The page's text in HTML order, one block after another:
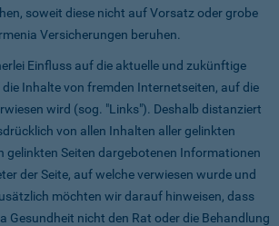
soweit diese nicht auf Vorsatz oder grobe
Versicherungen beruhen.
Einfluss auf die aktuelle und zukünftige
Inhalte von fremden Internetseiten, auf die
wird (sog. "Links"). Deshalb distanziert
von allen Inhalten aller gelinkten
gelinkten Seiten dargebotenen Informationen
der Seite, auf welche verwiesen wurde und
möchten wir darauf hinweisen, dass
Gesundheit nicht den Rat oder die Behandlung